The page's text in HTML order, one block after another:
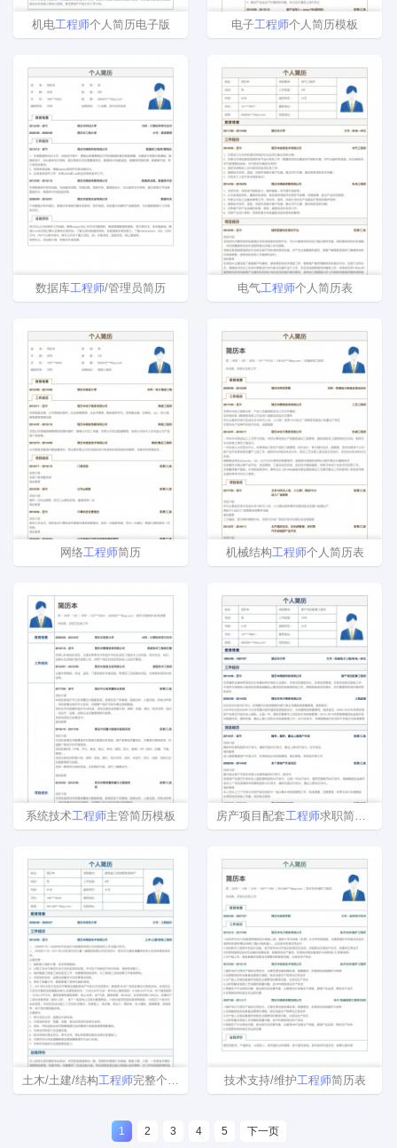
机电工程师个人简历电子版 电子工程师个人简历模板
数据库工程师/管理员简历 电气工程师个人简历表
网络工程师简历 机械结构工程师个人简历表
系统技术工程师主管简历模板 房产项目配套工程师求职简历下载
土木/土建/结构工程师完整个人简历样本 技术支持/维护工程师简历表
1 2 3 4 5 下一页